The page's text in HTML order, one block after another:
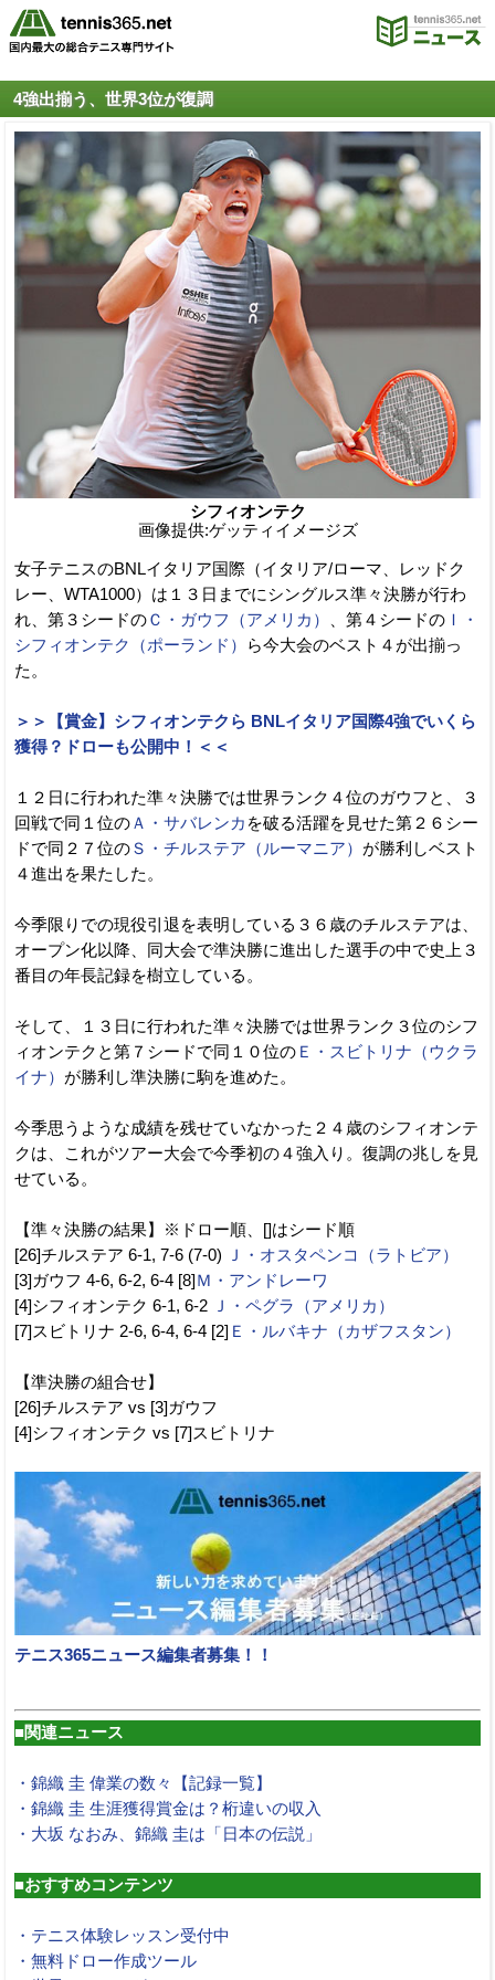
4強出揃う、世界3位が復調
シフィオンテク
画像提供:ゲッティイメージズ
女子テニスのBNLイタリア国際（イタリア/ローマ、レッドク
レー、WTA1000）は１３日までにシングルス準々決勝が行わ
れ、第３シードのＣ・ガウフ（アメリカ） 、第４シードの Ｉ・
シフィオンテク（ポーランド）
ら今大会のベスト４が出揃っ
た。
＞＞【賞金】シフィオンテクら BNLイタリア国際4強でいくら
獲得？ドローも公開中！＜＜
１２日に行われた準々決勝では世界ランク４位のガウフと、３
回戦で同１位のＡ・サバレンカ を破る活躍を見せた第２６シー
ドで同２７位のＳ・チルステア（ルーマニア） が勝利しベスト
４進出を果たした。
今季限りでの現役引退を表明している３６歳のチルステアは、
オープン化以降、同大会で準決勝に進出した選手の中で史上３
番目の年長記録を樹立している。
そして、１３日に行われた準々決勝では世界ランク３位のシフ
ィオンテクと第７シードで同１０位の Ｅ・スビトリナ（ウクラ
イナ） が勝利し準決勝に駒を進めた。
今季思うような成績を残せていなかった２４歳のシフィオンテ
クは、これがツアー大会で今季初の４強入り。復調の兆しを見
せている。
【準々決勝の結果】※ドロー順、[]はシード順
[26]チルステア 6-1, 7-6 (7-0)
Ｊ・オスタペンコ（ラトビア）
[3]ガウフ 4-6, 6-2, 6-4 [8] Ｍ・アンドレーワ
[4]シフィオンテク 6-1, 6-2
Ｊ・ペグラ（アメリカ）
[7]スビトリナ 2-6, 6-4, 6-4 [2] Ｅ・ルバキナ（カザフスタン）
【準決勝の組合せ】
[26]チルステア vs [3]ガウフ
[4]シフィオンテク vs [7]スビトリナ
テニス365ニュース編集者募集！！
■関連ニュース
・錦織 圭 偉業の数々【記録一覧】
・錦織 圭 生涯獲得賞金は？桁違いの収入
・大坂 なおみ、錦織 圭は「日本の伝説」
■おすすめコンテンツ
・テニス体験レッスン受付中
・無料ドロー作成ツール